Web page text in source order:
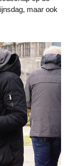
maar ook